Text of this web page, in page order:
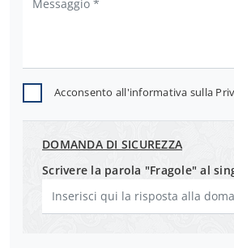
Acconsento all'informativa sulla
DOMANDA DI SICUREZZA
Scrivere la parola "Fragole" al